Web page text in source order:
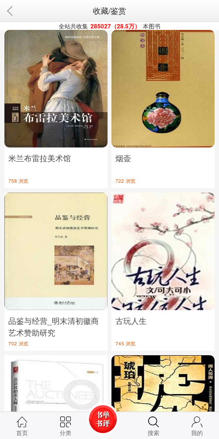
收藏/鉴赏
全站共收集 285027（28.5万） 本图书
米兰布雷拉美术馆
758 浏览
烟壶
722 浏览
品鉴与经营_明末清初徽商
艺术赞助研究
702 浏览
古玩人生
745 浏览
首页 分类 搜索 我的